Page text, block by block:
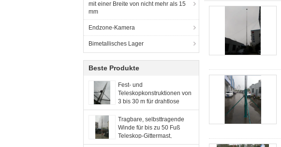
mit einer Breite von nicht mehr als 15
mm
Endzone-Kamera
Bimetallisches Lager
Beste Produkte
Fest- und
Teleskopkonstruktionen von
3 bis 30 m für drahtlose
Netze, Beleuchtung, CCTV,
Radar, Broadcast Lattice
Towers
Tragbare, selbsttragende
Winde für bis zu 50 Fuß
Teleskop-Gittermast,
Aluminium-Gittermast,